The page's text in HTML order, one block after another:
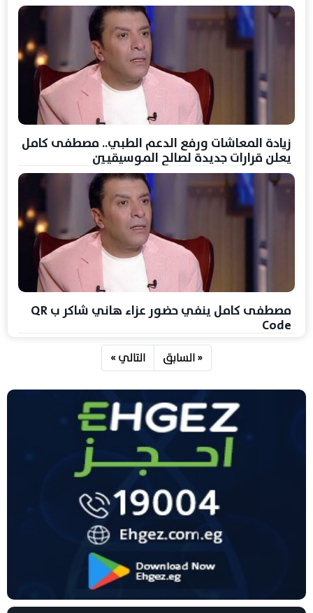
زيادة المعاشات ورفع الدعم الطبي.. مصطفى كامل
يعلن قرارات جديدة لصالح الموسيقيين
مصطفى كامل ينفي حضور عزاء هاني شاكر ب QR
Code
« السابق التالي »